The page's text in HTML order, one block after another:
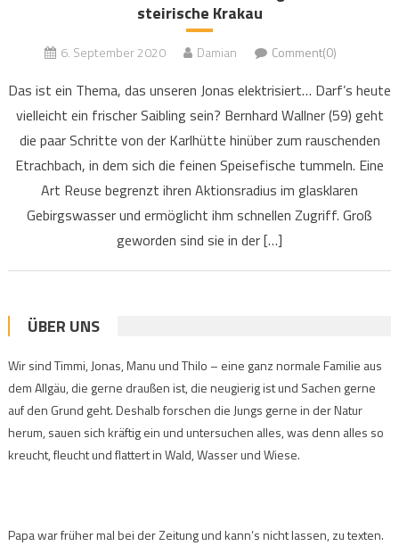
steirische Krakau
6. September 2020 Damian Comment(0)
Das ist ein Thema, das unseren Jonas elektrisiert… Darf’s heute
vielleicht ein frischer Saibling sein? Bernhard Wallner (59) geht
die paar Schritte von der Karlhütte hinüber zum rauschenden
Etrachbach, in dem sich die feinen Speisefische tummeln. Eine
Art Reuse begrenzt ihren Aktionsradius im glasklaren
Gebirgswasser und ermöglicht ihm schnellen Zugriff. Groß
geworden sind sie in der […]
ÜBER UNS
Wir sind Timmi, Jonas, Manu und Thilo – eine ganz normale Familie aus
dem Allgäu, die gerne draußen ist, die neugierig ist und Sachen gerne
auf den Grund geht. Deshalb forschen die Jungs gerne in der Natur
herum, sauen sich kräftig ein und untersuchen alles, was denn alles so
kreucht, fleucht und flattert in Wald, Wasser und Wiese.
Papa war früher mal bei der Zeitung und kann’s nicht lassen, zu texten.